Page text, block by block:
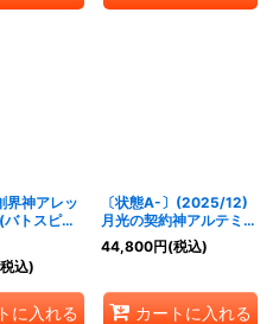
神アレッ
トスピチ
ップ2019-
XX】
《多》
込)
に入れる
〔状態A-〕(2025/12)
月光の契約神アルテミス
(SECONDPLACE/バト
スピチャンピオンシップ
CX03}《白》
44,800円(税込)
カートに入れる